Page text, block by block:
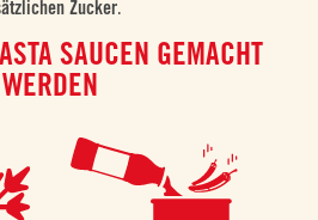
Zucker.
SAUCEN GEMACHT
WERDEN